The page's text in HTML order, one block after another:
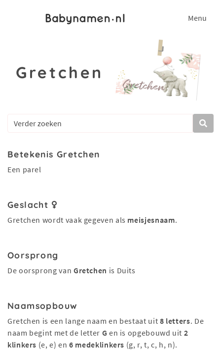
Menu
Gretchen
Betekenis Gretchen
Een parel
Geslacht
Gretchen wordt vaak gegeven als meisjesnaam.
Oorsprong
De oorsprong van Gretchen is Duits
Naamsopbouw
Gretchen is een lange naam en bestaat uit 8 letters. De
naam begint met de letter G en is opgebouwd uit 2
klinkers (e, e) en6 medeklinkers (g, r, t, c, h, n).